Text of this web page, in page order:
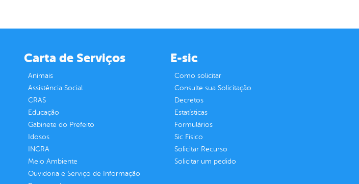
Carta de Serviços
Animais
Assistência Social
CRAS
Educação
Gabinete do Prefeito
Idosos
INCRA
Meio Ambiente
Ouvidoria e Serviço de Informação
E-sic
Como solicitar
Consulte sua Solicitação
Decretos
Estatísticas
Formulários
Sic Físico
Solicitar Recurso
Solicitar um pedido